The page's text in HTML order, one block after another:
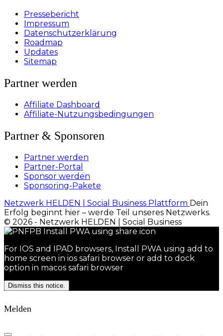
Pressebericht
Impressum
Datenschutzerklärung
Roadmap
Updates
Sitemap
Partner werden
Affiliate Dashboard
Affiliate-Nutzungsbedingungen
Partner & Sponsoren
Partner werden
Partner-Portal
Sponsor werden
Sponsoring-Pakete
Netzwerk HELDEN | Social Business Plattform Dein
Erfolg beginnt hier – werde Teil unseres Netzwerks.
© 2026 - Netzwerk HELDEN | Social Business
For IOS and IPAD browsers, Install PWA using add to
home screen in ios safari browser or add to dock
option in macos safari browser
Dismiss this notice.
Melden